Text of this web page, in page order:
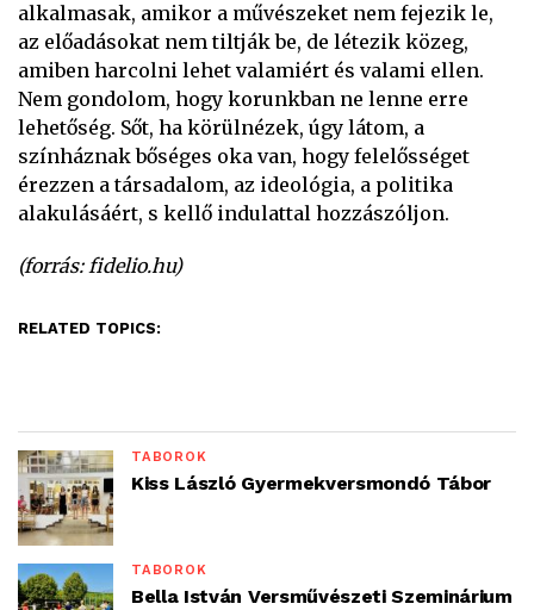
alkalmasak, amikor a művészeket nem fejezik le,
az előadásokat nem tiltják be, de létezik közeg,
amiben harcolni lehet valamiért és valami ellen.
Nem gondolom, hogy korunkban ne lenne erre
lehetőség. Sőt, ha körülnézek, úgy látom, a
színháznak bőséges oka van, hogy felelősséget
érezzen a társadalom, az ideológia, a politika
alakulásáért, s kellő indulattal hozzászóljon.
(forrás: fidelio.hu)
RELATED TOPICS:
TÁBOROK
Kiss László Gyermekversmondó Tábor
TÁBOROK
Bella István Versművészeti Szeminárium